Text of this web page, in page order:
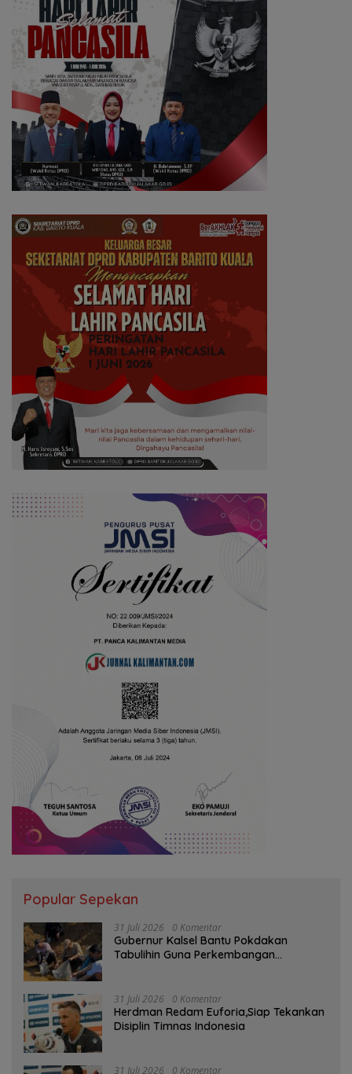
Popular Sepekan
31 Juli 2026 0 Komentar
Gubernur Kalsel Bantu Pokdakan
Tabulihin Guna Perkembangan
31 Juli 2026 0 Komentar
Herdman Redam Euforia,Siap Tekankan
Disiplin Timnas Indonesia
31 Juli 2026 0 Komentar